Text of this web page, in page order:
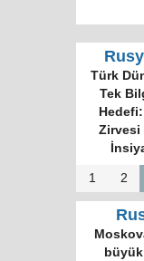
Türk
Tek
Zirvesi
1 2